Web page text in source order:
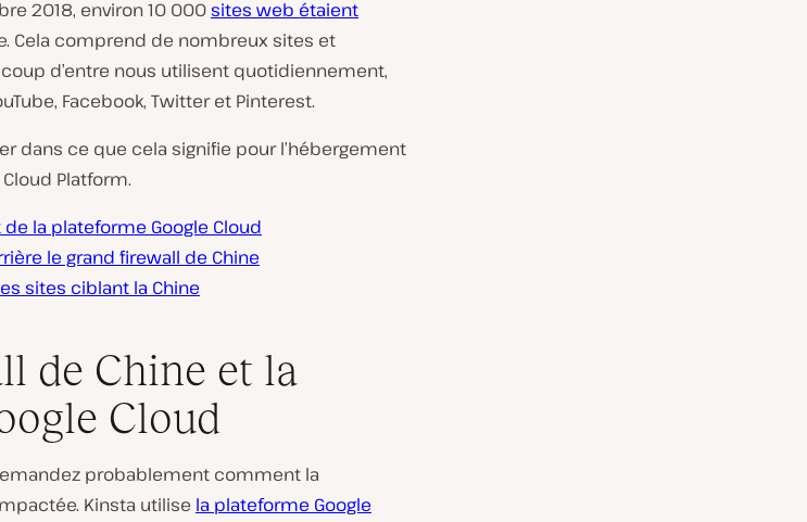
2018, environ 10 000sites web étaient
Cela comprend de nombreux sites et
d’entre nous utilisent quotidiennement,
Facebook, Twitter et Pinterest.
dans ce que cela signifie pour l’hébergement
Platform.
la plateforme Google Cloud
le grand firewall de Chine
sites ciblant la Chine
de Chine et la
Cloud
probablement comment la
Kinsta utilise la plateforme Google